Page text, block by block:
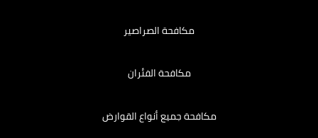
مكافحة الصراصير
مكافحة الفئران
مكافحة جميع أنواع القوارض